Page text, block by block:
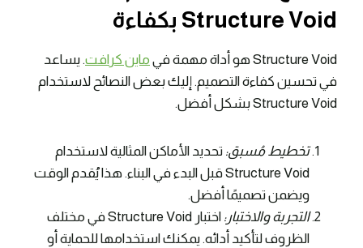
Structure Void بكفاءة
Structure Void هو أداة مهمة في ماين كرافت. يساعد
في تحسين كفاءة التصميم. إليك بعض النصائح لاستخدام
Structure Void بشكل أفضل.
تخطيط مُسبق: تحديد الأماكن المثالية لاستخدام
Structure Void قبل البدء في البناء. هذا يُقدم الوقت
ويضمن تصميمًا أفضل.
التجربة والاختبار:
اختبار Structure Void في مختلف
الظروف لتأكيد أدائه. يمكنك استخدامها للحماية أو